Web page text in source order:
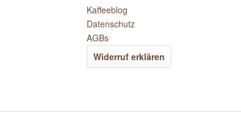
Kaffeeblog
Datenschutz
AGBs
Widerruf erklären